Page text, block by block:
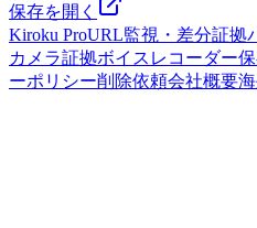
保存を開く
Kiroku ProURL監視・差分証拠
カメラ証拠ボイスレコーダー
ーポリシー削除依頼会社概要